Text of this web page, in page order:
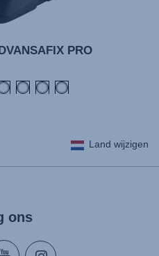
PRO
Land wijzigen
ons